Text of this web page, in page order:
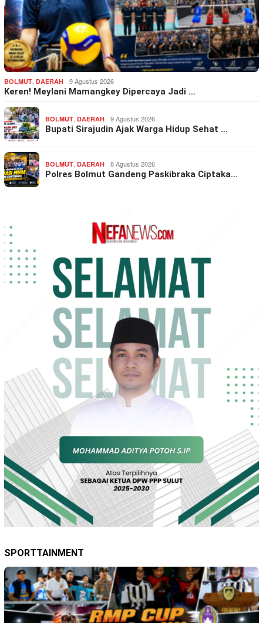
BOLMUT DAERAH 9 Agustus 2026
Keren! Meylani Mamangkey Dipercaya Jadi …
BOLMUT DAERAH 9 Agustus 2026
Bupati Sirajudin Ajak Warga Hidup Sehat …
BOLMUT DAERAH 8 Agustus 2026
Polres Bolmut Gandeng Paskibraka Ciptaka…
SPORTTAINMENT